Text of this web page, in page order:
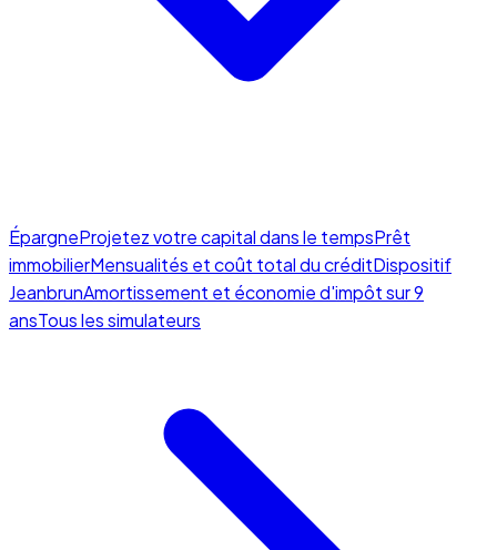
ÉpargneProjetez votre capital dans le tempsPrêt
immobilierMensualités et coût total du créditDispositif
JeanbrunAmortissement et économie d'impôt sur 9
ansTous les simulateurs